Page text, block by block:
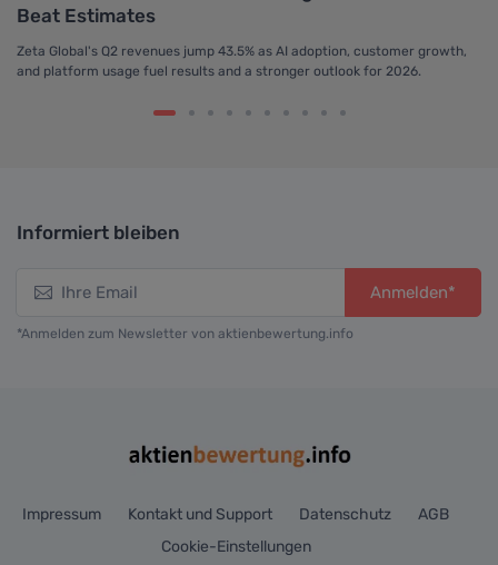
Beat Estimates
Zeta Global's Q2 revenues jump 43.5% as AI adoption, customer growth,
and platform usage fuel results and a stronger outlook for 2026.
Informiert bleiben
Anmelden*
*Anmelden zum Newsletter von aktienbewertung.info
Impressum Kontakt und Support Datenschutz
AGB
Cookie-Einstellungen